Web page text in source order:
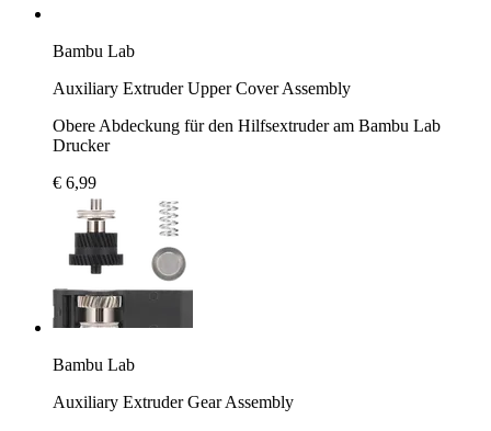
Bambu Lab
Auxiliary Extruder Upper Cover Assembly
Obere Abdeckung für den Hilfsextruder am Bambu Lab
Drucker
€ 6,99
Bambu Lab
Auxiliary Extruder Gear Assembly